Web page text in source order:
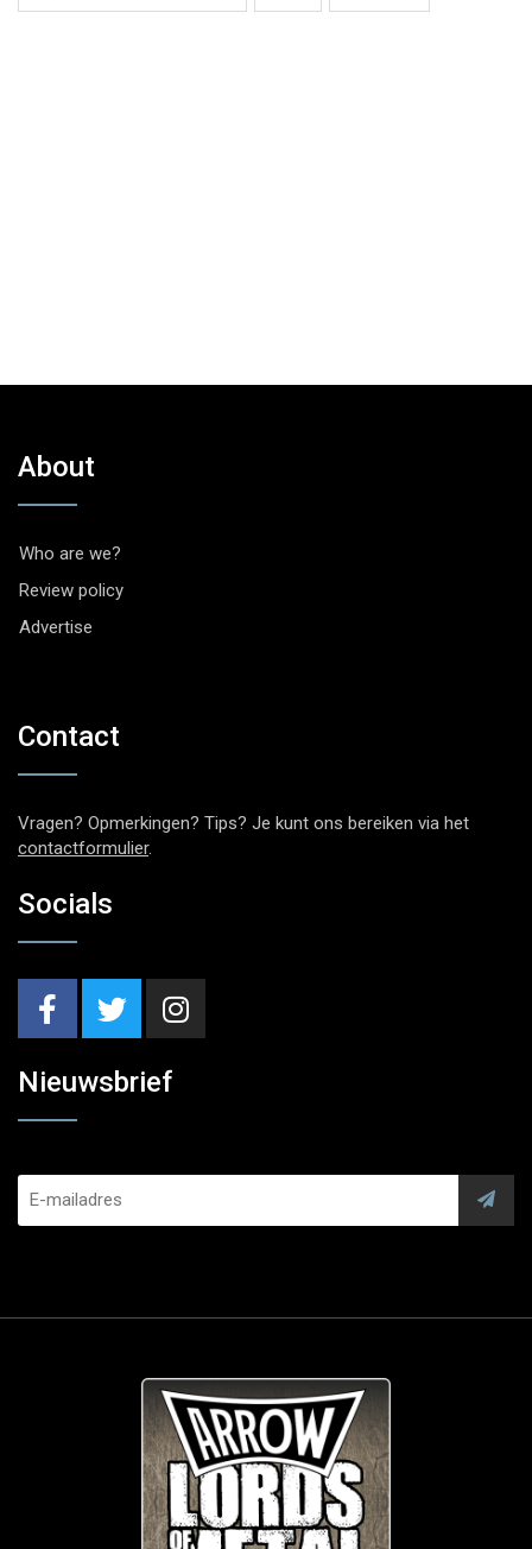
About
Who are we?
Review policy
Advertise
Contact
Vragen? Opmerkingen? Tips? Je kunt ons bereiken via het
contactformulier.
Socials
Nieuwsbrief